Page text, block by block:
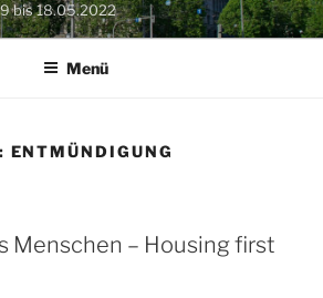
bis 18.05.2022
Menü
ENTMÜNDIGUNG
Menschen – Housing first